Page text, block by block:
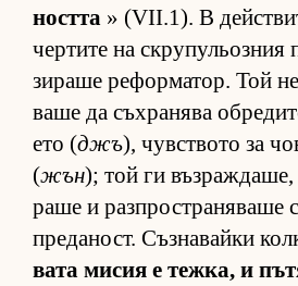
ността » (VII.1). В
чер­тите на скру­пу­льоз­ния
зи­раше ре­фор­ма­тор. Той
ваше да съх­ра­нява
ето (джъ), чув­с­т­вото за
(жън); той ги
раше и раз­п­рос­т­ра­ня­ваше
пре­да­ност. Съз­на­вайки
вата ми­сия е теж­ка, и